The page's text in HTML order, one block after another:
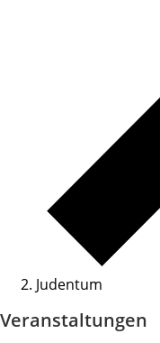
Judentum
Veranstaltungen